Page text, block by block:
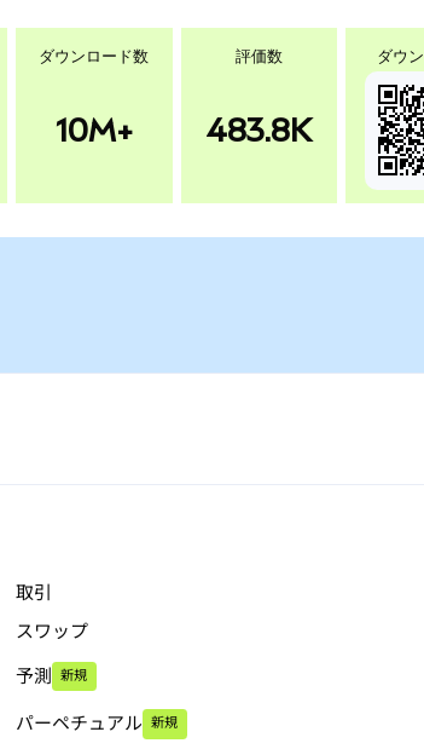
ダウンロード数
10M+
評価数
483.8K
ダウ
取引
スワップ
予測 新規
パーペチュアル 新規